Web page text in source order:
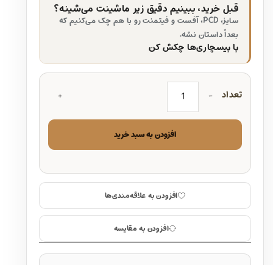
قبل خرید، ببینیم دقیق زیر ماشینت می‌شینه؟
سایز، PCD، آفست و فیتمنت رو با هم چک می‌کنیم که
بعداً داستان نشه.
با بیسچاری‌ها چکش کن
تعداد
افزودن به سبد خرید
افزودن به علاقه‌مندی‌ها
افزودن به مقایسه